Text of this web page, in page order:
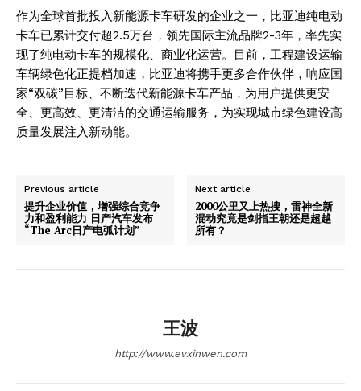
作为全球首批投入新能源卡车研发的企业之一，比亚迪纯电动
卡车已累计交付超2.5万台，领先国际主流品牌2-3年，率先实
现了纯电动卡车的规模化、商业化运营。目前，工程建设运输
车辆绿色化正提档加速，比亚迪将携手更多合作伙伴，响应国
家“双碳”目标、不断迭代新能源卡车产品，为用户提供更安
全、更高效、更清洁的交通运输服务，为实现城市绿色建设高
质量发展注入新动能。
Previous article
提升企业价值，增强综合竞争
力和盈利能力 日产汽车发布
“The Arc日产电弧计划”
Next article
2000公里又上热搜，雷神全新
混动究竟是剑指王朝还是超越
所有？
王波
http://www.evxinwen.com